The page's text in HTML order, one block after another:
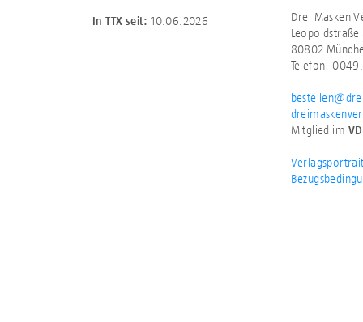
In TTX seit:10.06.2026
Drei Masken
80802
Telefon:
Mitglied im